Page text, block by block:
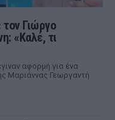
Γιώργο
«Καλέ, τι
αφορμή για ένα
Μαριάννας Γεωργαντή